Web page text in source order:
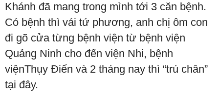
Khánh đã mang trong mình tới 3 căn bệnh.
Có bệnh thì vái tứ phương, anh chị ôm con
đi gõ cửa từng bệnh viện từ bệnh viện
Quảng Ninh cho đến viện Nhi, bệnh
việnThụy Điển và 2 tháng nay thì “trú chân”
tại đây.